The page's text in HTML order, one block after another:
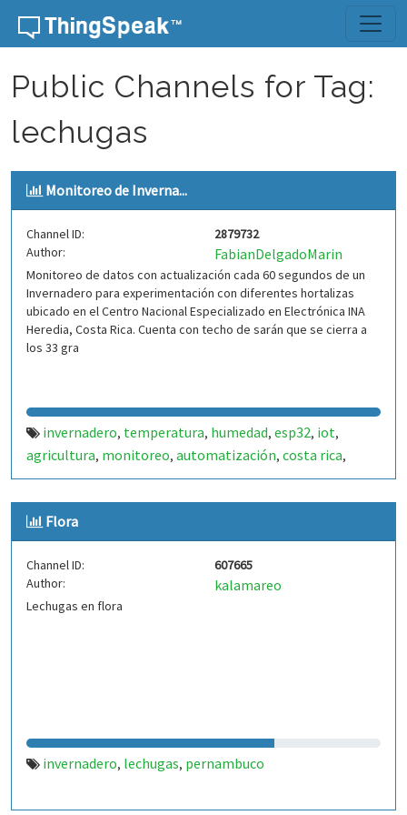
Skip to content
Public Channels for Tag:
lechugas
Monitoreo de Inverna...
Channel ID:
2879732
Author:
FabianDelgadoMarin
Monitoreo de datos con actualización cada 60 segundos de un
Invernadero para experimentación con diferentes hortalizas
ubicado en el Centro Nacional Especializado en Electrónica INA
Heredia, Costa Rica. Cuenta con techo de sarán que se cierra a
los 33 gra
invernadero, temperatura, humedad, esp32, iot,
agricultura, monitoreo, automatización, costa rica,
heredia,lechugas,sensor
Flora
Channel ID:
607665
Author:
kalamareo
Lechugas en flora
invernadero, lechugas, pernambuco